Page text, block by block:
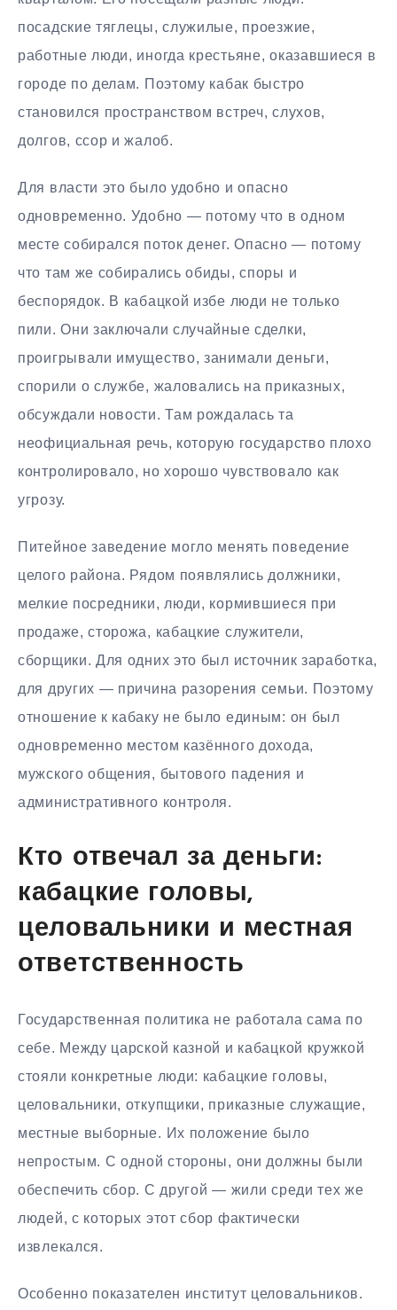
посадские тяглецы, служилые, проезжие,
работные люди, иногда крестьяне, оказавшиеся в
городе по делам. Поэтому кабак быстро
становился пространством встреч, слухов,
долгов, ссор и жалоб.
Для власти это было удобно и опасно
одновременно. Удобно — потому что в одном
месте собирался поток денег. Опасно — потому
что там же собирались обиды, споры и
беспорядок. В кабацкой избе люди не только
пили. Они заключали случайные сделки,
проигрывали имущество, занимали деньги,
спорили о службе, жаловались на приказных,
обсуждали новости. Там рождалась та
неофициальная речь, которую государство плохо
контролировало, но хорошо чувствовало как
угрозу.
Питейное заведение могло менять поведение
целого района. Рядом появлялись должники,
мелкие посредники, люди, кормившиеся при
продаже, сторожа, кабацкие служители,
сборщики. Для одних это был источник заработка,
для других — причина разорения семьи. Поэтому
отношение к кабаку не было единым: он был
одновременно местом казённого дохода,
мужского общения, бытового падения и
административного контроля.
Кто отвечал за деньги:
кабацкие головы,
целовальники и местная
ответственность
Государственная политика не работала сама по
себе. Между царской казной и кабацкой кружкой
стояли конкретные люди: кабацкие головы,
целовальники, откупщики, приказные служащие,
местные выборные. Их положение было
непростым. С одной стороны, они должны были
обеспечить сбор. С другой — жили среди тех же
людей, с которых этот сбор фактически
извлекался.
Особенно показателен институт целовальников.